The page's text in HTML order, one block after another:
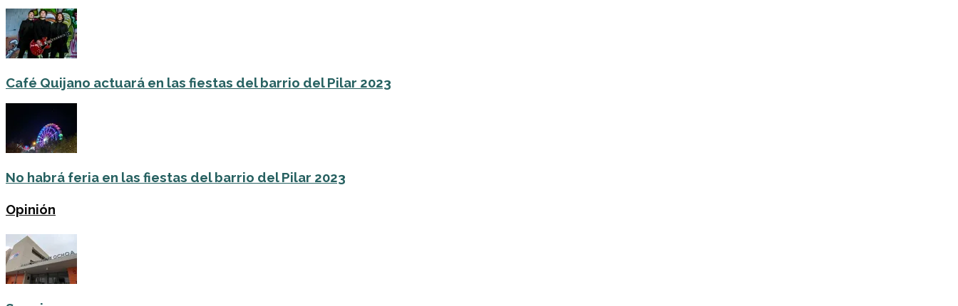
Café Quijano actuará en las fiestas del barrio del Pilar 2023
No habrá feria en las fiestas del barrio del Pilar 2023
Opinión